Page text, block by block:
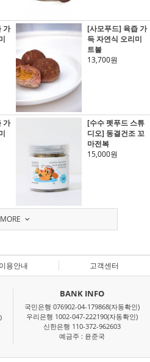
가
[사모푸드] 육즙 가
득 자연식 오리미
트볼
13,700원
가
[수수 펫푸드 스튜
디오] 동결건조 꼬
마전복
15,000원
MORE
이용안내 고객센터
BANK INFO
국민은행 076902-04-179868(자동확인)
우리은행 1002-047-222190(자동확인)
신한은행 110-372-962603
예금주 : 윤준국